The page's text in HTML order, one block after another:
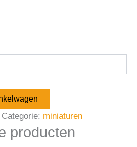
Categorie: miniaturen
producten